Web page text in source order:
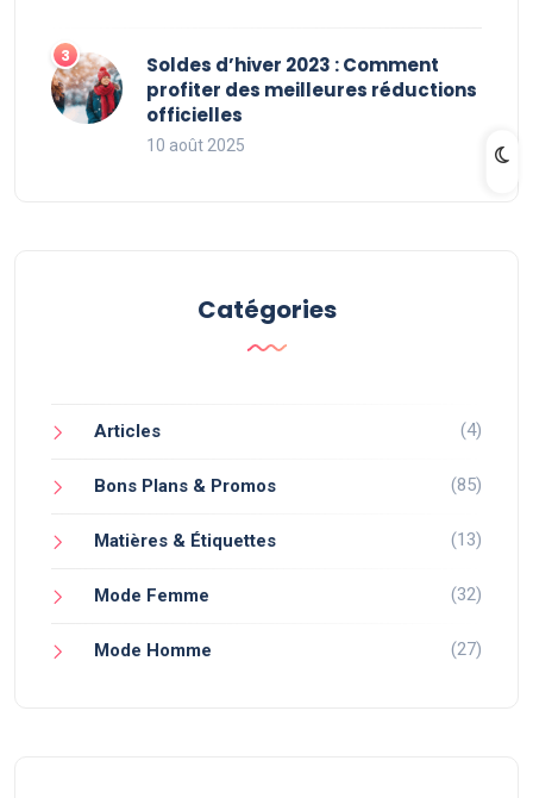
Soldes d’hiver 2023 : Comment
profiter des meilleures réductions
officielles
10 août 2025
Catégories
Articles (4)
Bons Plans & Promos (85)
Matières & Étiquettes (13)
Mode Femme (32)
Mode Homme (27)